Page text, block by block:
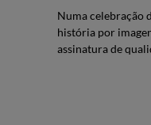
Numa celebração
história por
assinatura de